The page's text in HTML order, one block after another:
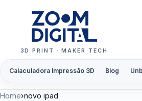
3D PRINT · MAKER TECH
Calaculadora Impressão 3D Blog
Home›novo ipad